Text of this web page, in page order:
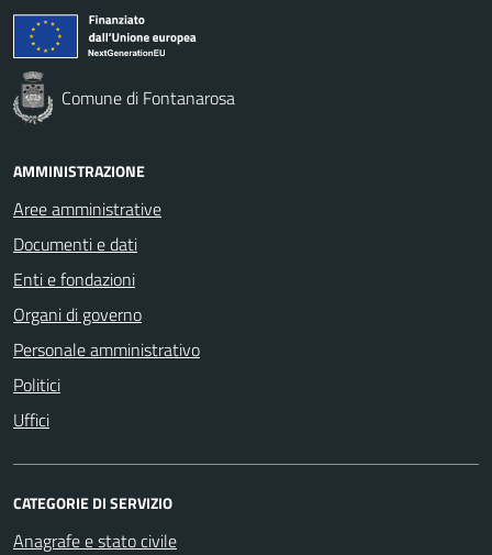
Comune di Fontanarosa
AMMINISTRAZIONE
Aree amministrative
Documenti e dati
Enti e fondazioni
Organi di governo
Personale amministrativo
Politici
Uffici
CATEGORIE DI SERVIZIO
Anagrafe e stato civile